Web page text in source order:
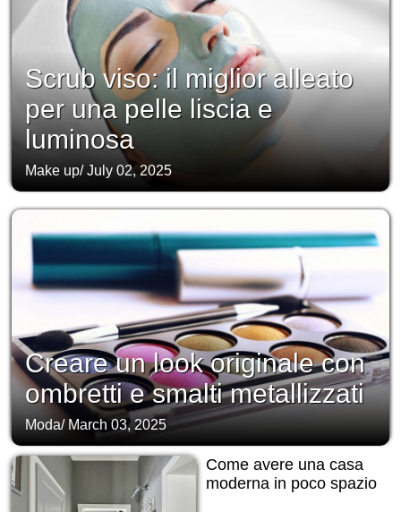
Scrub viso: il miglior alleato
per una pelle liscia e
luminosa
Make up/July 02, 2025
Creare un look originale con
ombretti e smalti metallizzati
Moda/ March 03, 2025
Come avere una casa
moderna in poco spazio